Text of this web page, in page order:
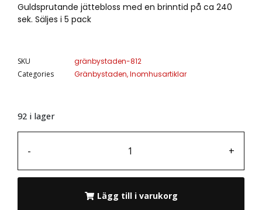
Guldsprutande jättebloss med en brinntid på ca 240
sek. Säljes i 5 pack
SKU
gränbystaden-812
Categories
Gränbystaden,Inomhusartiklar
92 i lager
- +
Lägg till i varukorg